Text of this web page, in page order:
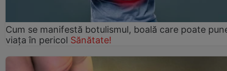
Cum se manifestă botulismul, boală care poate
viaţa în pericol Sănătate!